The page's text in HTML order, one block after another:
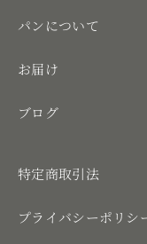
パンについて
お届け
ブログ
特定商取引法
プライバシーポリシ